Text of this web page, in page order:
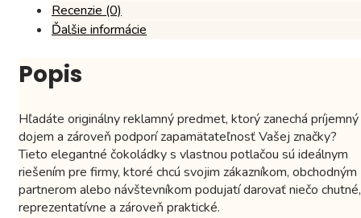
Recenzie (0)
Ďalšie informácie
Popis
Hľadáte originálny reklamný predmet, ktorý zanechá príjemný
dojem a zároveň podporí zapamätateľnosť Vašej značky?
Tieto elegantné čokoládky s vlastnou potlačou sú ideálnym
riešením pre firmy, ktoré chcú svojim zákazníkom, obchodným
partnerom alebo návštevníkom podujatí darovať niečo chutné,
reprezentatívne a zároveň praktické.